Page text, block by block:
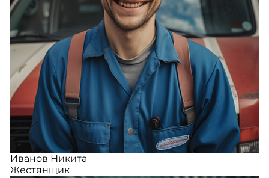
Иванов Никита
Жестянщик